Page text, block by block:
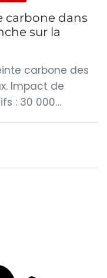
carbone dans
sur la
carbone des
Impact de
: 30 000…